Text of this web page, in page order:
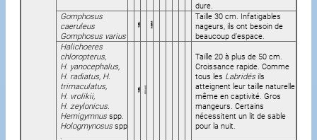
dure.
Gomphosus
caeruleus
Gomphosus varius
Taille 30 cm. Infatigables
nageurs, ils ont besoin de
beaucoup d’espace.
Halichoeres
chloropterus,
H. yanocephalus,
H. radiatus, H.
trimaculatus,
H. vrolikii,
H. zeylonicus.
Hemigymnusspp.
Hologmynosusspp
Taille 20 à plus de 50 cm.
Croissance rapide. Comme
tous les Labridésils
atteignent leur taille naturelle
même en captivité. Gros
mangeurs. Certains
nécessitent un lit de sable
pour la nuit.